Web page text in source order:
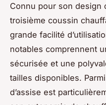
Connu pour son design
troisième coussin
grande facilité
notables comprennent
sécurisée et une
tailles disponibles.
d’assise est